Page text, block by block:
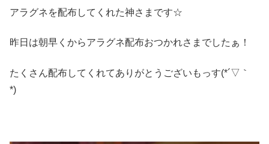
アラグネを配布してくれた神さまです☆
昨日は朝早くからアラグネ配布おつかれさまでしたぁ！
たくさん配布してくれてありがとうございもっす(*´▽｀
*)ゞ